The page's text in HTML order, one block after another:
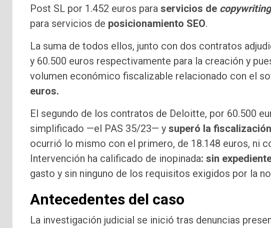
Post SL por 1.452 euros para servicios de copywriting
para servicios de posicionamiento SEO.
La suma de todos ellos, junto con dos contratos
y 60.500 euros respectivamente para la creación y
volumen económico fiscalizable relacionado con el
euros.
El segundo de los contratos de Deloitte, por 60.500
simplificado —el PAS 35/23— y superó la
ocurrió lo mismo con el primero, de 18.148 euros, ni
Intervención ha calificado de inopinada: sin
gasto y sin ninguno de los requisitos exigidos por la
Antecedentes del caso
La investigación judicial se inició tras denuncias